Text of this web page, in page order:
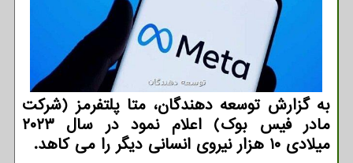
به گزارش توسعه دهندگان، متا پلتفرمز (شرکت
مادر فیس بوک) اعلام نمود در سال ۲۰۲۳
میلادی ۱۰ هزار نیروی انسانی دیگر را می کاهد.